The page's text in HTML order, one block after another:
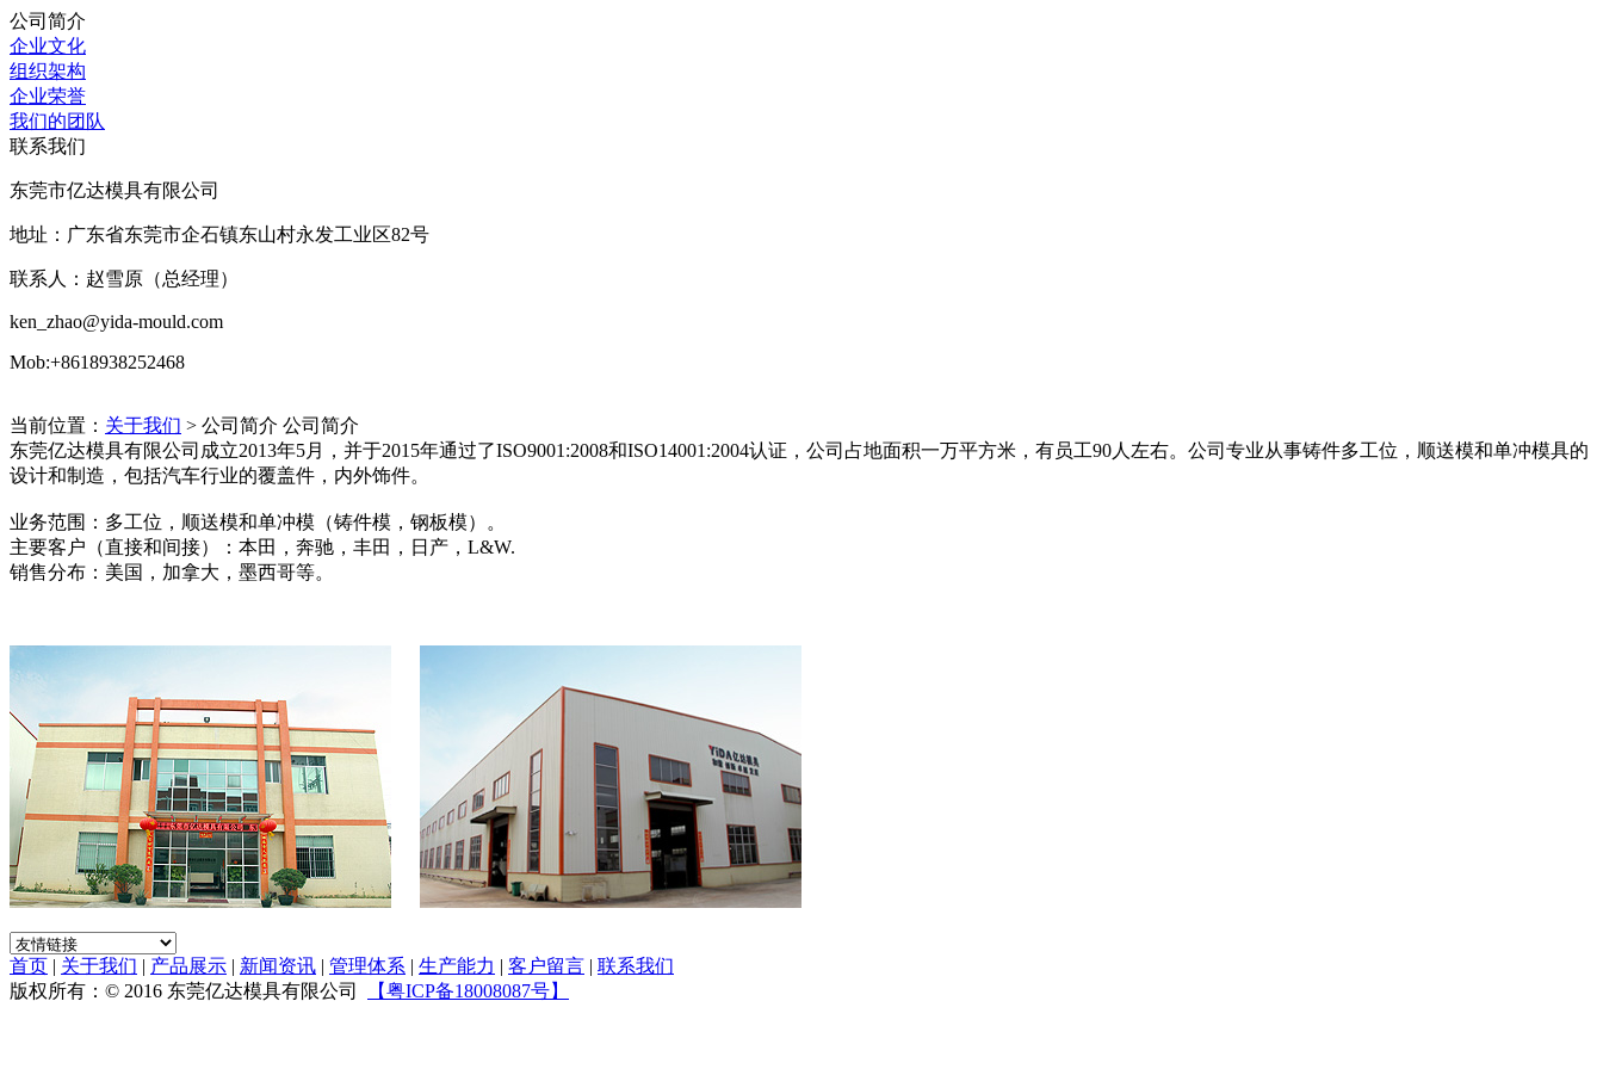
公司简介
企业文化
组织架构
企业荣誉
我们的团队
联系我们
东莞市亿达模具有限公司
地址：广东省东莞市企石镇东山村永发工业区82号
联系人：赵雪原（总经理）
ken_zhao@yida-mould.com
Mob:+8618938252468
当前位置： 关于我们 > 公司简介 公司简介
东莞亿达模具有限公司成立2013年5月，并于2015年通过了ISO9001:2008和ISO14001:2004认证，公司占地面积一万平方米，有员工90人左右。公司专业从事铸件多工位，顺送模和单冲模具的
设计和制造，包括汽车行业的覆盖件，内外饰件。
业务范围：多工位，顺送模和单冲模（铸件模，钢板模）。
主要客户（直接和间接）：本田，奔驰，丰田，日产，L&W.
销售分布：美国，加拿大，墨西哥等。
首页 | 关于我们 | 产品展示 | 新闻资讯 | 管理体系 | 生产能力 | 客户留言 | 联系我们
版权所有：© 2016 东莞亿达模具有限公司
【粤ICP备18008087号】